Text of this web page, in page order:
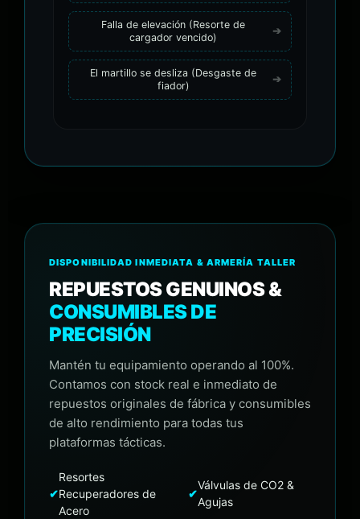
Falla de elevación (Resorte de
cargador vencido)
El martillo se desliza (Desgaste de
fiador)
DISPONIBILIDAD INMEDIATA & ARMERÍA TALLER
REPUESTOS GENUINOS &
CONSUMIBLES DE
PRECISIÓN
Mantén tu equipamiento operando al 100%.
Contamos con stock real e inmediato de
repuestos originales de fábrica y consumibles
de alto rendimiento para todas tus
plataformas tácticas.
✔
Resortes
Recuperadores de
Acero
✔
Válvulas de CO2 &
Agujas